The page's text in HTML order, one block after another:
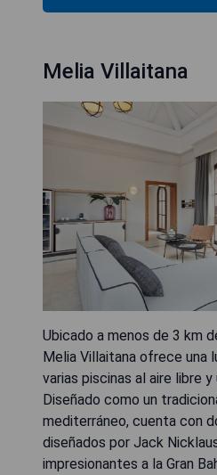
Melia Villaitana
Ubicado a menos de 3 km
Melia Villaitana ofrece una
varias piscinas al aire libre y
Diseñado como un
mediterráneo, cuenta con
diseñados por Jack
impresionantes a la Gran